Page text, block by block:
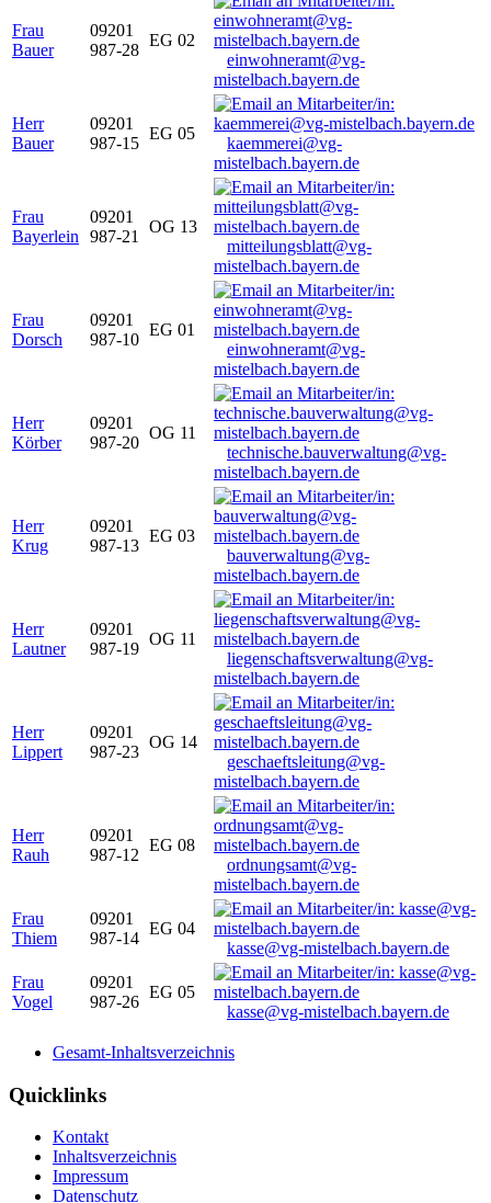
Frau
Bauer
09201
987-28
EG 02
einwohneramt@vg-
mistelbach.bayern.de
Herr
Bauer
09201
987-15
EG 05
kaemmerei@vg-
mistelbach.bayern.de
Frau
Bayerlein
09201
987-21
OG 13
mitteilungsblatt@vg-
mistelbach.bayern.de
Frau
Dorsch
09201
987-10
EG 01
einwohneramt@vg-
mistelbach.bayern.de
Herr
Körber
09201
987-20
OG 11
technische.bauverwaltung@vg-
mistelbach.bayern.de
Herr
Krug
09201
987-13
EG 03
bauverwaltung@vg-
mistelbach.bayern.de
Herr
Lautner
09201
987-19
OG 11
liegenschaftsverwaltung@vg-
mistelbach.bayern.de
Herr
Lippert
09201
987-23
OG 14
geschaeftsleitung@vg-
mistelbach.bayern.de
Herr
Rauh
09201
987-12
EG 08
ordnungsamt@vg-
mistelbach.bayern.de
Frau
Thiem
09201
987-14
EG 04
kasse@vg-mistelbach.bayern.de
Frau
Vogel
09201
987-26
EG 05
kasse@vg-mistelbach.bayern.de
Gesamt-Inhaltsverzeichnis
Quicklinks
Kontakt
Inhaltsverzeichnis
Impressum
Datenschutz